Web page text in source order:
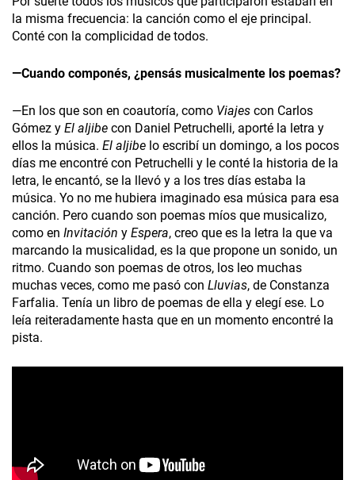
la misma frecuencia: la canción como el eje principal.
Conté con la complicidad de todos.
—Cuando componés, ¿pensás musicalmente los poemas?
—En los que son en coautoría, como Viajes con Carlos
Gómez y El aljibe con Daniel Petruchelli, aporté la letra y
ellos la música. El aljibe lo escribí un domingo, a los pocos
días me encontré con Petruchelli y le conté la historia de la
letra, le encantó, se la llevó y a los tres días estaba la
música. Yo no me hubiera imaginado esa música para esa
canción. Pero cuando son poemas míos que musicalizo,
como en Invitación y Espera, creo que es la letra la que va
marcando la musicalidad, es la que propone un sonido, un
ritmo. Cuando son poemas de otros, los leo muchas
muchas veces, como me pasó con Lluvias, de Constanza
Farfalia. Tenía un libro de poemas de ella y elegí ese. Lo
leía reiteradamente hasta que en un momento encontré la
pista.